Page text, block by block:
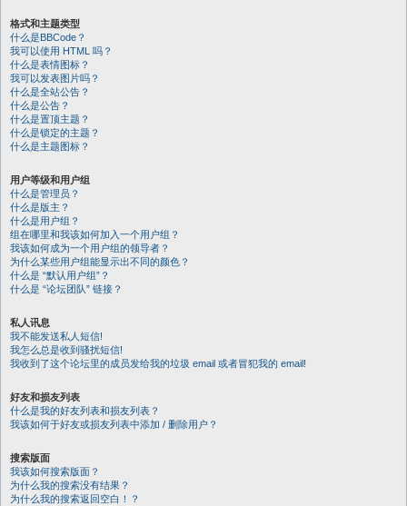
格式和主题类型
什么是BBCode？
我可以使用 HTML 吗？
什么是表情图标？
我可以发表图片吗？
什么是全站公告？
什么是公告？
什么是置顶主题？
什么是锁定的主题？
什么是主题图标？
用户等级和用户组
什么是管理员？
什么是版主？
什么是用户组？
组在哪里和我该如何加入一个用户组？
我该如何成为一个用户组的领导者？
为什么某些用户组能显示出不同的颜色？
什么是 “默认用户组”？
什么是 “论坛团队” 链接？
私人讯息
我不能发送私人短信!
我怎么总是收到骚扰短信!
我收到了这个论坛里的成员发给我的垃圾 email 或者冒犯我的 email!
好友和损友列表
什么是我的好友列表和损友列表？
我该如何于好友或损友列表中添加 / 删除用户？
搜索版面
我该如何搜索版面？
为什么我的搜索没有结果？
为什么我的搜索返回空白！？